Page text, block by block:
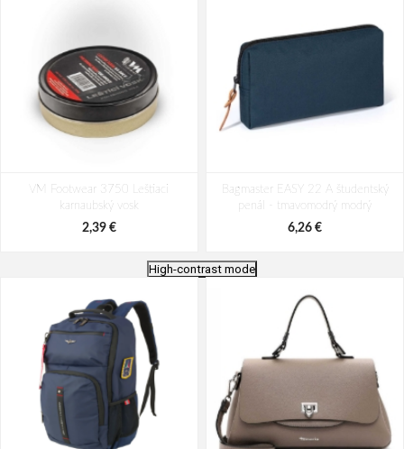
VM Footwear 3750 Leštiaci
karnaubský vosk
2,39 €
Bagmaster EASY 22 A študentský
penál - tmavomodrý modrý
6,26 €
High-contrast mode